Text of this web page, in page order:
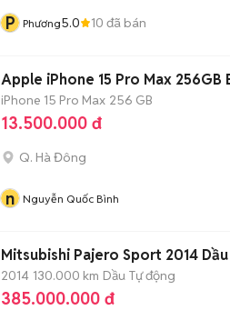
P Phương5.0 10 đã bán
Apple iPhone 15 Pro Max 256GB
iPhone 15 Pro Max 256 GB
13.500.000 đ
Q. Hà Đông
n Nguyễn Quốc Bình
Mitsubishi Pajero Sport 2014
2014 130.000 km Dầu Tự động
385.000.000 đ